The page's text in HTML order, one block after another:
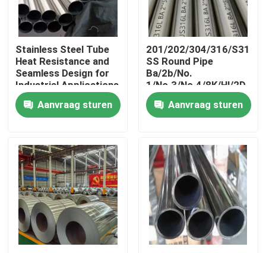
Ongeveer ons
Fabrieksreis
Kwaliteitscontrole
Nieuws
Gevallen
ss naadloze buis
Stainless Steel Tube
Heat Resistance and
Seamless Design for
Industrial Applications
Aanvraag sturen
201/202/304/316/
SS Round Pipe
Ba/2b/No.
1/No.3/No.4/8K/Hl/2D
Material Grade Rust
Proof YesAanvraag sturen